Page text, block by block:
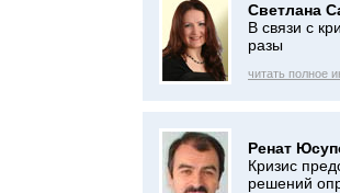
Светлана
В связи с
разы
читать полное
Ренат
Кризис
решений